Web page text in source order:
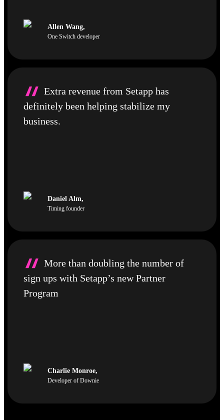
Allen Wang,
One Switch developer
“ Extra revenue from Setapp has
definitely been helping stabilize my
business.
Daniel Alm,
Timing founder
“ More than doubling the number of
sign ups with Setapp’s new Partner
Program
Charlie Monroe,
Developer of Downie